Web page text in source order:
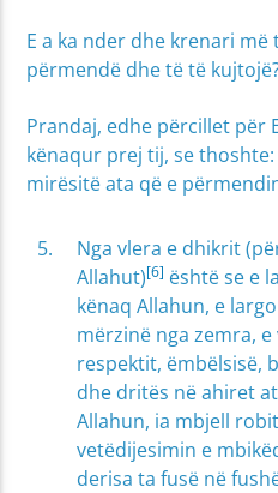
E a ka nder dhe krenari
përmendë dhe të të
Prandaj, edhe përcillet për
kënaqur prej tij, se
mirësitë ata që e
Nga vlera e dhikrit
Allahut)[6] është se e
kënaq Allahun, e
mërzinë nga zemra,
respektit, ëmbëlsisë,
dhe dritës në ahiret
Allahun, ia mbjell
vetëdijesimin e
derisa ta fusë në